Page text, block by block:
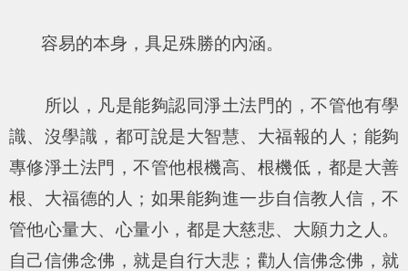
容易的本身，具足殊勝的內涵。
所以，凡是能夠認同淨土法門的，不管他有學
識、沒學識，都可說是大智慧、大福報的人；能夠
專修淨土法門，不管他根機高、根機低，都是大善
根、大福德的人；如果能夠進一步自信教人信，不
管他心量大、心量小，都是大慈悲、大願力之人。
自己信佛念佛，就是自行大悲；勸人信佛念佛，就